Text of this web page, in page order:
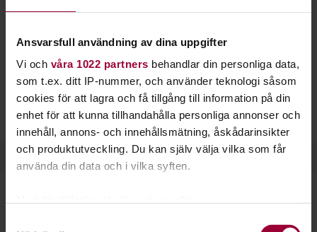
Ansvarsfull användning av dina uppgifter
Vi och våra 1022 partners behandlar din personliga data,
som t.ex. ditt IP-nummer, och använder teknologi såsom
cookies för att lagra och få tillgång till information på din
enhet för att kunna tillhandahålla personliga annonser och
innehåll, annons- och innehållsmätning, åskådarinsikter
och produktutveckling. Du kan själv välja vilka som får
använda din data och i vilka syften.
särskilda aktiviteter för dig som behöver lite extra stöd, eller
Studiefrämjandets aktiviteter för dig med funktionsvariation
ser lite olika ut runt om i landet, men ofta handlar det om
natur, djur, teater, konst och musik.